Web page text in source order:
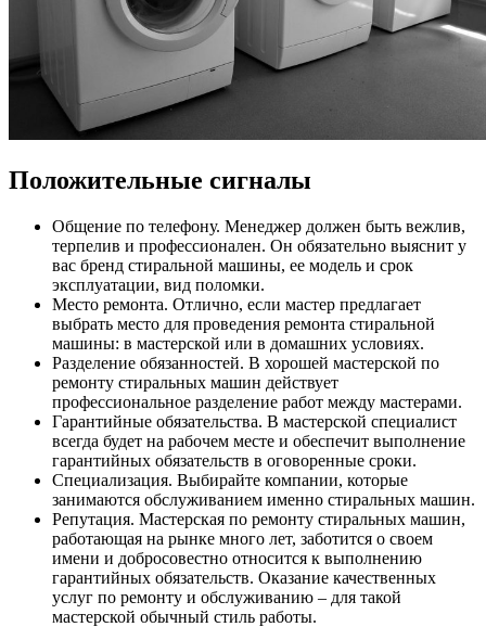
Положительные сигналы
Общение по телефону. Менеджер должен быть вежлив,
терпелив и профессионален. Он обязательно выяснит у
вас бренд стиральной машины, ее модель и срок
эксплуатации, вид поломки.
Место ремонта. Отлично, если мастер предлагает
выбрать место для проведения ремонта стиральной
машины: в мастерской или в домашних условиях.
Разделение обязанностей. В хорошей мастерской по
ремонту стиральных машин действует
профессиональное разделение работ между мастерами.
Гарантийные обязательства. В мастерской специалист
всегда будет на рабочем месте и обеспечит выполнение
гарантийных обязательств в оговоренные сроки.
Специализация. Выбирайте компании, которые
занимаются обслуживанием именно стиральных машин.
Репутация. Мастерская по ремонту стиральных машин,
работающая на рынке много лет, заботится о своем
имени и добросовестно относится к выполнению
гарантийных обязательств. Оказание качественных
услуг по ремонту и обслуживанию – для такой
мастерской обычный стиль работы.